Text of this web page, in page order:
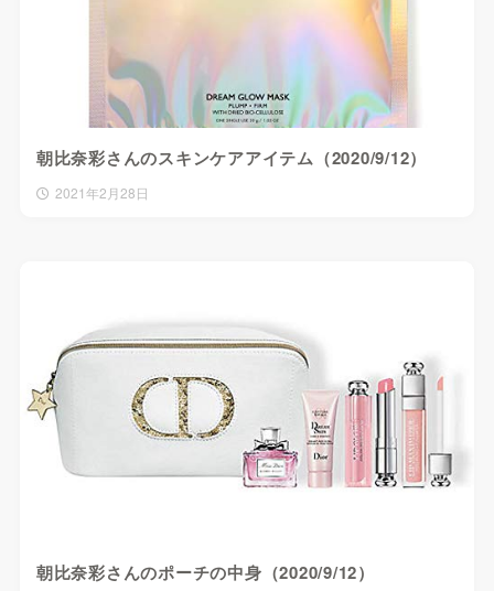
朝比奈彩さんのスキンケアアイテム（2020/9/12）
2021年2月28日
朝比奈彩さんのポーチの中身（2020/9/12）